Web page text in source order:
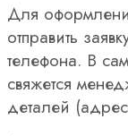
Для
отправить
телефона. В
свяжется
деталей